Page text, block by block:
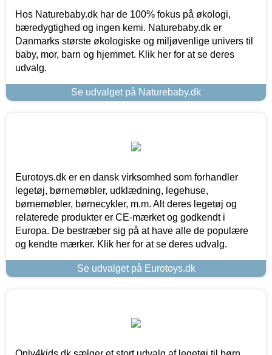
Hos Naturebaby.dk har de 100% fokus på økologi,
bæredygtighed og ingen kemi. Naturebaby.dk er
Danmarks største økologiske og miljøvenlige univers til
baby, mor, barn og hjemmet. Klik her for at se deres
udvalg.
Se udvalget på Naturebaby.dk
Eurotoys.dk er en dansk virksomhed som forhandler
legetøj, børnemøbler, udklædning, legehuse,
børnemøbler, børnecykler, m.m. Alt deres legetøj og
relaterede produkter er CE-mærket og godkendt i
Europa. De bestræber sig på at have alle de populære
og kendte mærker. Klik her for at se deres udvalg.
Se udvalget på Eurotoys.dk